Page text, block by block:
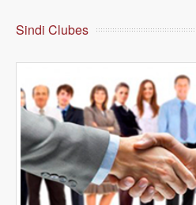
Cultural
Consultorias
Parceiros
Contato
Sindi Clubes